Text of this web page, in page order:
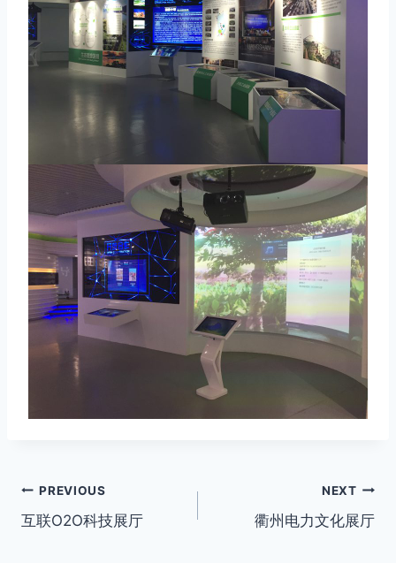
Post
navigation
PREVIOUS
互联O2O科技展厅
NEXT
衢州电力文化展厅